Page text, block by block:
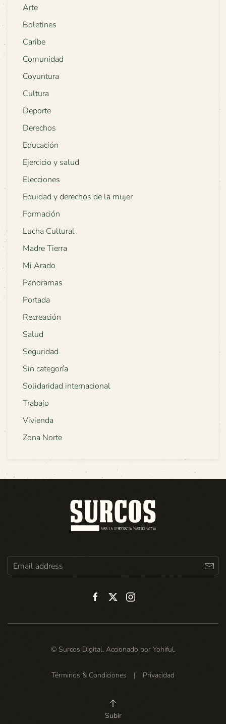
Arte
Boletines
Caribe
Comunidad
Coyuntura
Cultura
Deporte
Derechos
Educación
Ejercicio y salud
Elecciones
Equidad y derechos de la mujer
Formación
Lucha Cultural
Madre Tierra
Mi Arado
Panoramas
Portada
Recreación
Salud
Seguridad
Sin categoría
Solidaridad internacional
Trabajo
Vivienda
Zona Norte
© Surcos Digital. Accionado por Yohiful.
Términos & Condiciones | Privacidad
Subir